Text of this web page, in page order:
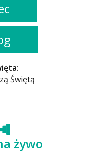
Świętą
żywo